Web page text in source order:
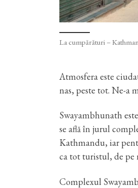
La cumpărături –
Atmosfera este
nas, peste tot. Ne-a
Swayambhunath
se află în jurul
Kathmandu, iar
ca tot turistul, de pe
Complexul